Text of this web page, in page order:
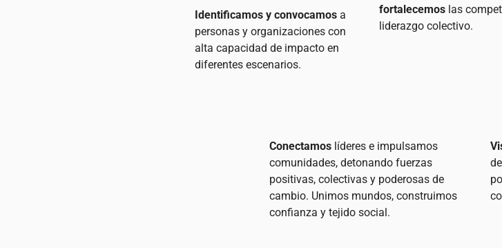
Identificamos y convocamos a
personas y organizaciones con
alta capacidad de impacto en
diferentes escenarios.
fortalecemoslas
liderazgo colectivo.
Conectamos líderes e impulsamos
comunidades, detonando fuerzas
positivas, colectivas y poderosas de
cambio. Unimos mundos, construimos
confianza y tejido social.